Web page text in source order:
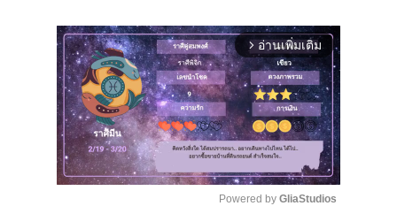
arrow_forward_ios อ่านเพิ่มเติม
Powered by GliaStudios